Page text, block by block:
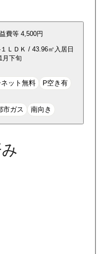
費等 4,500円
１ＬＤＫ / 43.96㎡ 入居日
月下旬
ット無料 P空き有
市ガス 南向き